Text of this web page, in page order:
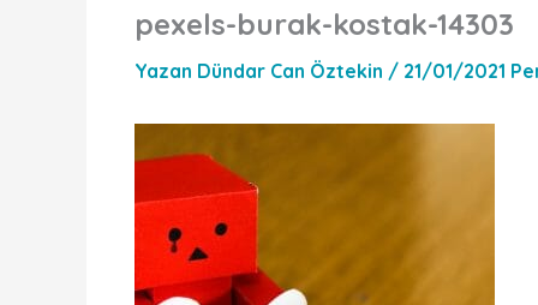
pexels-burak-kostak-14303
Yazan Dündar Can Öztekin / 21/01/2021